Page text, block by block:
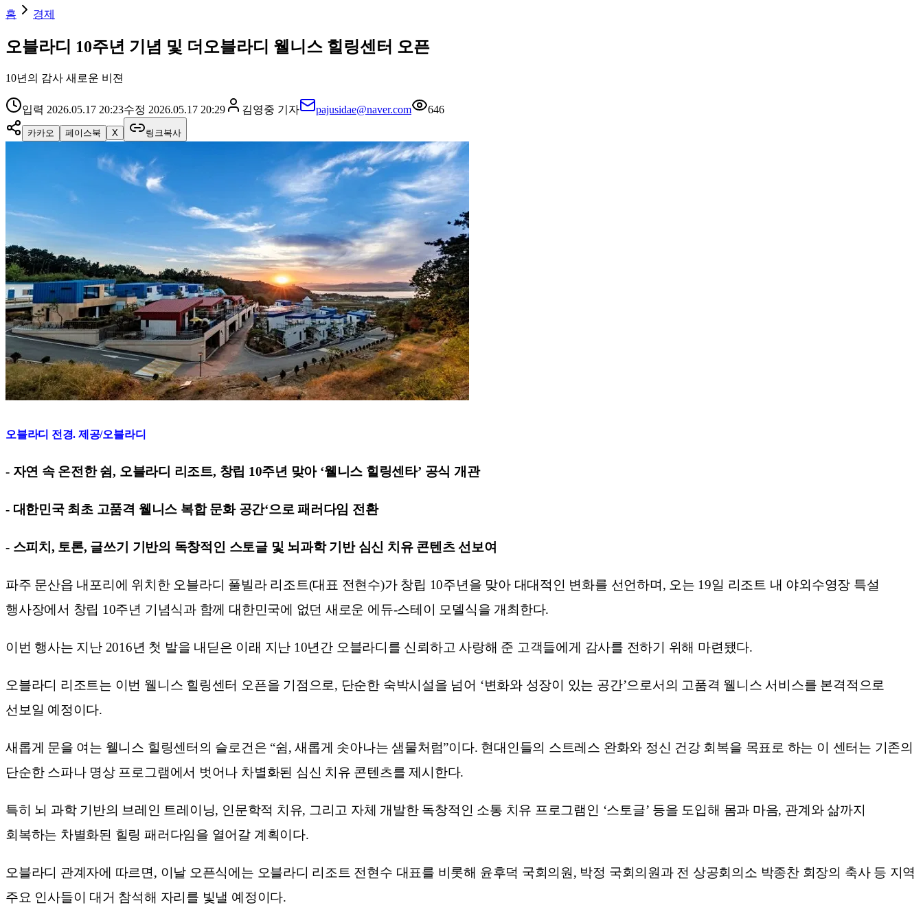
홈 경제
오블라디 10주년 기념 및 더오블라디 웰니스 힐링센터 오픈
10년의 감사 새로운 비젼
입력 2026.05.17 20:23수정 2026.05.17 20:29 김영중 기자 pajusidae@naver.com 646
카카오 페이스북 X 링크복사
오블라디 전경. 제공/오블라디
- 자연 속 온전한 쉼, 오블라디 리조트, 창립 10주년 맞아 ‘웰니스 힐링센타’ 공식 개관
- 대한민국 최초 고품격 웰니스 복합 문화 공간‘으로 패러다임 전환
- 스피치, 토론, 글쓰기 기반의 독창적인 스토글 및 뇌과학 기반 심신 치유 콘텐츠 선보여
파주 문산읍 내포리에 위치한 오블라디 풀빌라 리조트(대표 전현수)가 창립 10주년을 맞아 대대적인 변화를 선언하며, 오는 19일 리조트 내 야외수영장 특설
행사장에서 창립 10주년 기념식과 함께 대한민국에 없던 새로운 에듀-스테이 모델식을 개최한다.
이번 행사는 지난 2016년 첫 발을 내딛은 이래 지난 10년간 오블라디를 신뢰하고 사랑해 준 고객들에게 감사를 전하기 위해 마련됐다.
오블라디 리조트는 이번 웰니스 힐링센터 오픈을 기점으로, 단순한 숙박시설을 넘어 ‘변화와 성장이 있는 공간’으로서의 고품격 웰니스 서비스를 본격적으로
선보일 예정이다.
새롭게 문을 여는 웰니스 힐링센터의 슬로건은 “쉼, 새롭게 솟아나는 샘물처럼”이다. 현대인들의 스트레스 완화와 정신 건강 회복을 목표로 하는 이 센터는 기존의
단순한 스파나 명상 프로그램에서 벗어나 차별화된 심신 치유 콘텐츠를 제시한다.
특히 뇌 과학 기반의 브레인 트레이닝, 인문학적 치유, 그리고 자체 개발한 독창적인 소통 치유 프로그램인 ‘스토글’ 등을 도입해 몸과 마음, 관계와 삶까지
회복하는 차별화된 힐링 패러다임을 열어갈 계획이다.
오블라디 관계자에 따르면, 이날 오픈식에는 오블라디 리조트 전현수 대표를 비롯해 윤후덕 국회의원, 박정 국회의원과 전 상공회의소 박종찬 회장의 축사 등 지역
주요 인사들이 대거 참석해 자리를 빛낼 예정이다.